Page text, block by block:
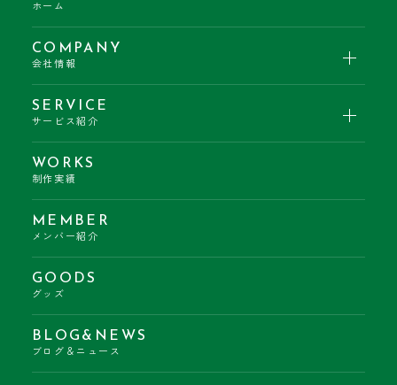
ホーム
COMPANY
会社情報
SERVICE
サービス紹介
WORKS
制作実績
MEMBER
メンバー紹介
GOODS
グッズ
BLOG&NEWS
ブログ＆ニュース